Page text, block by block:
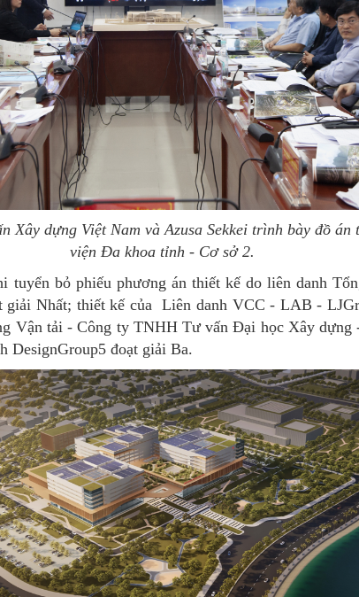
Xây dựng Việt Nam và Azusa Sekkei trình bày đồ
viện Đa khoa tỉnh - Cơ sở 2.
tuyển bỏ phiếu phương án thiết kế do liên danh
giải Nhất; thiết kế của Liên danh VCC - LAB -
Vận tải - Công ty TNHH Tư vấn Đại học Xây
DesignGroup5 đoạt giải Ba.